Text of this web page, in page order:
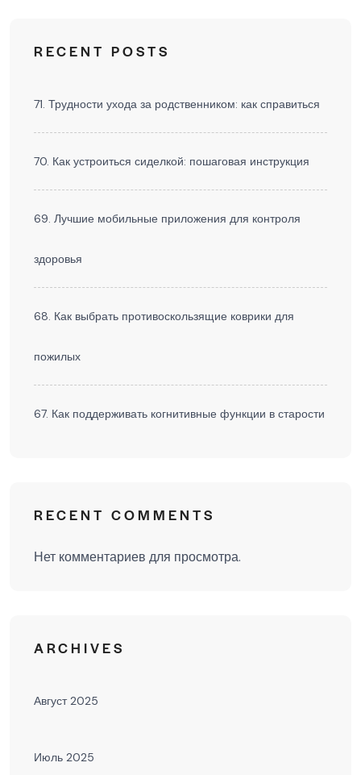
RECENT POSTS
71. Трудности ухода за родственником: как справиться
70. Как устроиться сиделкой: пошаговая инструкция
69. Лучшие мобильные приложения для контроля
здоровья
68. Как выбрать противоскользящие коврики для
пожилых
67. Как поддерживать когнитивные функции в старости
RECENT COMMENTS
Нет комментариев для просмотра.
ARCHIVES
Август 2025
Июль 2025